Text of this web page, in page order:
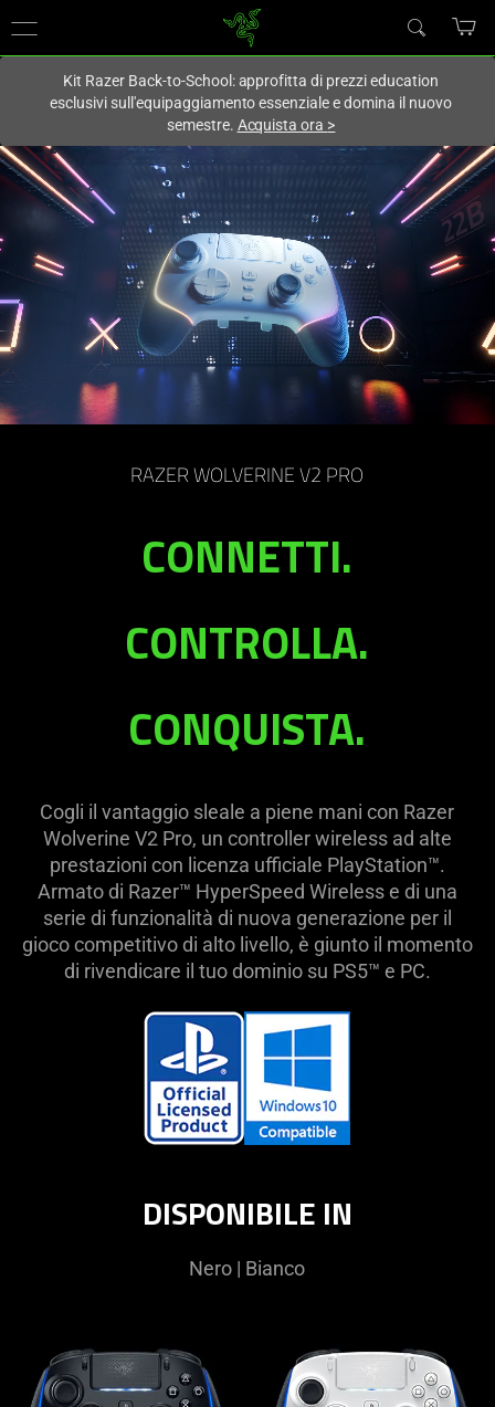
Italy (Italia)
Kit Razer Back-to-School: approfitta di prezzi education
esclusivi sull'equipaggiamento essenziale e domina il nuovo
semestre. Acquista ora >
Controller
con
licenza
ufficiale
PlayStation™
-
Wolverine
RAZER WOLVERINE V2 PRO
CONNETTI.
CONTROLLA.
CONQUISTA.
Cogli il vantaggio sleale a piene mani con Razer
Wolverine V2 Pro, un controller wireless ad alte
prestazioni con licenza ufficiale PlayStation™.
Armato di Razer™ HyperSpeed Wireless e di una
serie di funzionalità di nuova generazione per il
gioco competitivo di alto livello, è giunto il momento
di rivendicare il tuo dominio su PS5™ e PC.
DISPONIBILE IN
Nero | Bianco